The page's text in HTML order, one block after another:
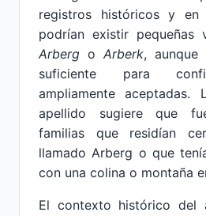
registros históricos y en
podrían existir pequeñas
Arberg o Arberk, aunque
suficiente para
ampliamente aceptadas.
apellido sugiere que
familias que residían
llamado Arberg o que
con una colina o montaña
El contexto histórico del